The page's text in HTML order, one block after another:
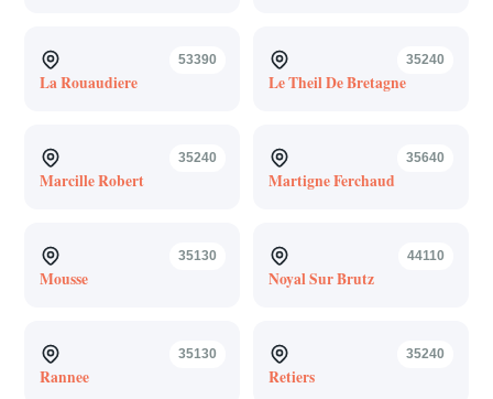
53390
La Rouaudiere
35240
Le Theil De Bretagne
35240
Marcille Robert
35640
Martigne Ferchaud
35130
Mousse
44110
Noyal Sur Brutz
35130
Rannee
35240
Retiers